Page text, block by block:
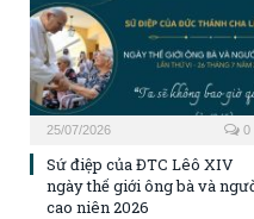
25/07/2026 0
Sứ điệp của ĐTC Lêô XIV
ngày thế giới ông bà và
cao niên 2026